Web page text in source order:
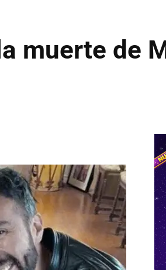
muerte de